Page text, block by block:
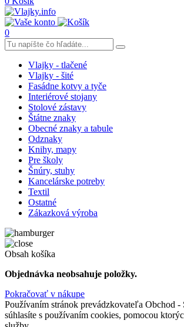
0
Vlajky - tlačené
Vlajky - šité
Fasádne kotvy a tyče
Interiérové stojany
Stolové zástavy
Štátne znaky
Obecné znaky a tabule
Odznaky
Knihy, mapy
Pre školy
Šnúry, stuhy
Kancelárske potreby
Textil
Ostatné
Zákazková výroba
Obsah košíka
Objednávka neobsahuje položky.
Pokračovať v nákupe
Používaním stránok prevádzkovateľa Obchod -
súhlasíte s používaním cookies, pomocou